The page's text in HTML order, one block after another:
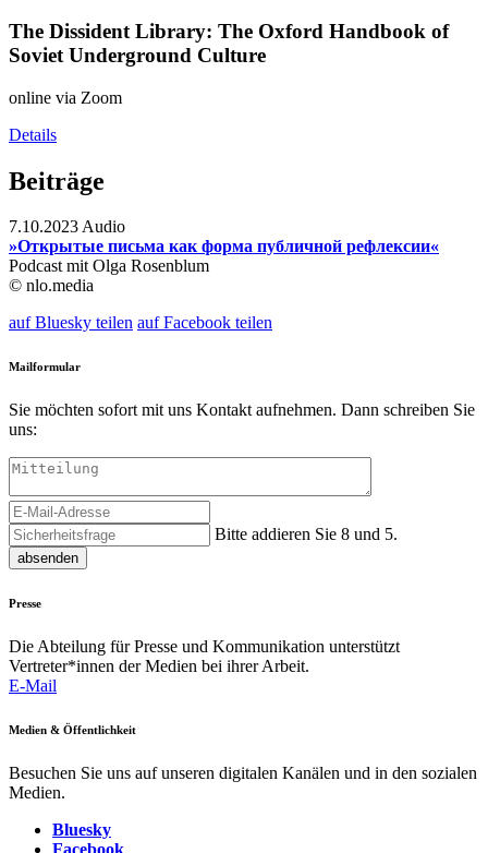
The Dissident Library: The Oxford Handbook of
Soviet Underground Culture
online via Zoom
Details
Beiträge
7.10.2023 Audio
»Открытые письма как форма публичной рефлексии«
Podcast mit Olga Rosenblum
© nlo.media
auf Bluesky teilen auf Facebook teilen
Mailformular
Sie möchten sofort mit uns Kontakt aufnehmen. Dann schreiben Sie
uns:
Bitte addieren Sie 8 und 5.
absenden
Presse
Die Abteilung für Presse und Kommunikation unterstützt
Vertreter*innen der Medien bei ihrer Arbeit.
E-Mail
Medien & Öffentlichkeit
Besuchen Sie uns auf unseren digitalen Kanälen und in den sozialen
Medien.
Bluesky